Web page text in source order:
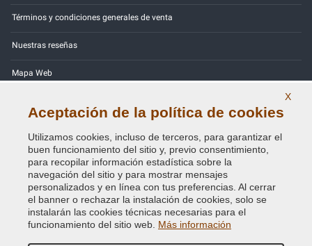
Términos y condiciones generales de venta
Nuestras reseñas
Mapa Web
Política de Privacidad - RGPD
Copyright © 2014 - 2026. All Rights Reserved.
X
Aceptación de la política de cookies
Utilizamos cookies, incluso de terceros, para garantizar el
buen funcionamiento del sitio y, previo consentimiento,
para recopilar información estadística sobre la
navegación del sitio y para mostrar mensajes
personalizados y en línea con tus preferencias. Al cerrar
el banner o rechazar la instalación de cookies, solo se
instalarán las cookies técnicas necesarias para el
funcionamiento del sitio web. Más información